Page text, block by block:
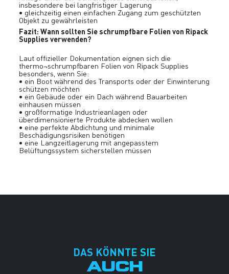
insbesondere bei langfristiger Lagerung
• gleichzeitig einen einfachen Zugang zum geschützten
Objekt zu gewährleisten
Fazit: Wann sollten Sie schrumpfbare Folien von Ripack
Supplies verwenden?
Laut offizieller Dokumentation eignen sich die
thermo¬schrumpfbaren Folien von Ripack Supplies
besonders, wenn Sie:
• ein Boot während des Transports oder der Einwinterung
schützen möchten
• ein Gebäude oder ein Dach während Bauarbeiten
einhausen müssen
• großformatige Industrieanlagen oder
überdimensionierte Produkte abdecken wollen
• eine perfekte Abdichtung und minimale
Beschädigungsrisiken benötigen
• eine Langzeitlagerung mit angepasstem
Belüftungssystem sicherstellen müssen
DAS KÖNNTE SIE
AUCH